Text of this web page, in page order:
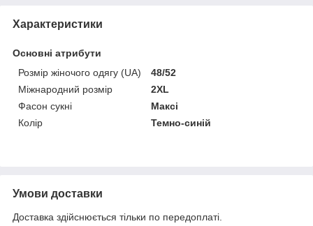
Характеристики
Основні атрибути
Розмір жіночого одягу (UA)
48/52
Міжнародний розмір
2XL
Фасон сукні
Максі
Колір
Темно-синій
Умови доставки
Доставка здійснюється тільки по передоплаті.